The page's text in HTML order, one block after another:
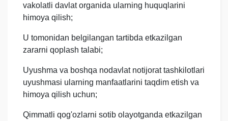
vakolatli davlat organida ularning huquqlarini
himoya qilish;
U tomonidan belgilangan tartibda etkazilgan
zararni qoplash talabi;
Uyushma va boshqa nodavlat notijorat tashkilotlari
uyushmasi ularning manfaatlarini taqdim etish va
himoya qilish uchun;
Qimmatli qog'ozlarni sotib olayotganda etkazilgan